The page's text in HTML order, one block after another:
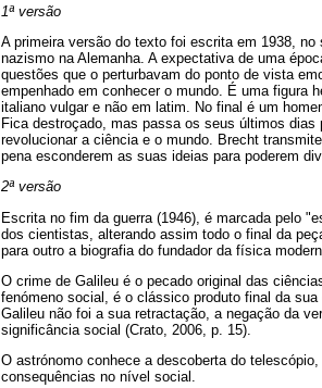
1ª versão
A primeira versão do texto foi escrita em 1938,
nazismo na Alemanha. A expectativa de uma
questões que o perturbavam do ponto de vista
empenhado em conhecer o mundo. É uma figura
italiano vulgar e não em latim. No final é um
Fica destroçado, mas passa os seus últimos
revolucionar a ciência e o mundo. Brecht
pena esconderem as suas ideias para poderem
2ª versão
Escrita no fim da guerra (1946), é marcada pelo
dos cientistas, alterando assim todo o final da
para outro a biografia do fundador da física
O crime de Galileu é o pecado original das
fenómeno social, é o clássico produto final da
Galileu não foi a sua retractação, a negação da
significância social (Crato, 2006, p. 15).
O astrónomo conhece a descoberta do
consequências no nível social.